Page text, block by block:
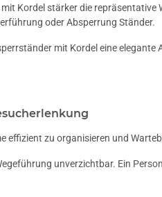
Kordel stärker die repräsentative
oder Absperrung Ständer.
mit Kordel eine elegante
effizient zu organisieren und
unverzichtbar. Ein